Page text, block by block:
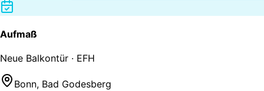
Aufmaß
Neue Balkontür · EFH
Bonn, Bad Godesberg